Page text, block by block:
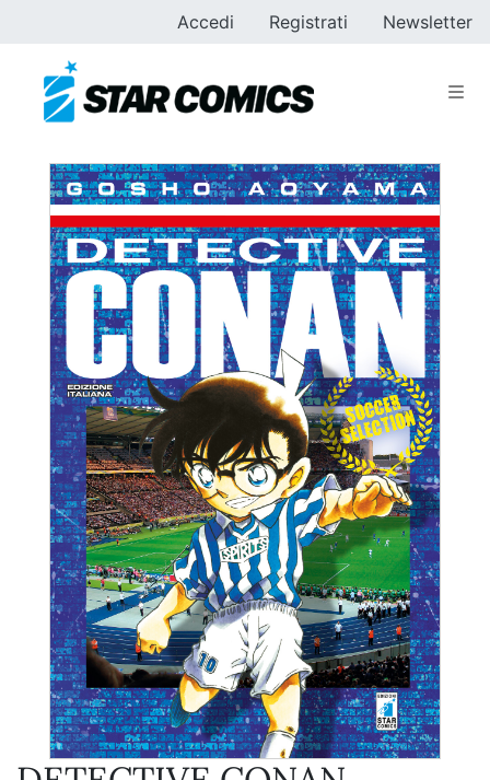
Accedi Registrati Newsletter